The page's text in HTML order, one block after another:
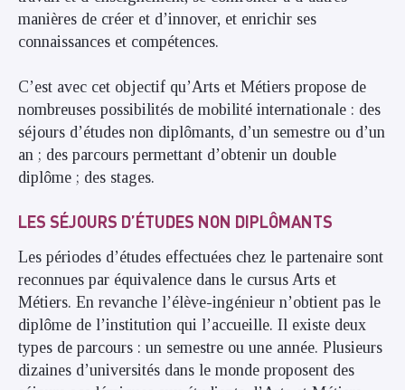
manières de créer et d’innover, et enrichir ses
connaissances et compétences.
C’est avec cet objectif qu’Arts et Métiers propose de
nombreuses possibilités de mobilité internationale : des
séjours d’études non diplômants, d’un semestre ou d’un
an ; des parcours permettant d’obtenir un double
diplôme ; des stages.
LES SÉJOURS D’ÉTUDES NON DIPLÔMANTS
Les périodes d’études effectuées chez le partenaire sont
reconnues par équivalence dans le cursus Arts et
Métiers. En revanche l’élève-ingénieur n’obtient pas le
diplôme de l’institution qui l’accueille. Il existe deux
types de parcours : un semestre ou une année. Plusieurs
dizaines d’universités dans le monde proposent des